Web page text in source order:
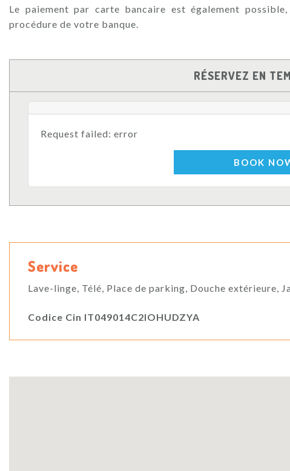
Le paiement par carte bancaire est également
procédure de votre banque.
RÉSERVEZ EN
Request failed: error
BOOK
Service
Lave-linge, Télé, Place de parking, Douche extérieure,
Codice Cin IT049014C2IOHUDZYA